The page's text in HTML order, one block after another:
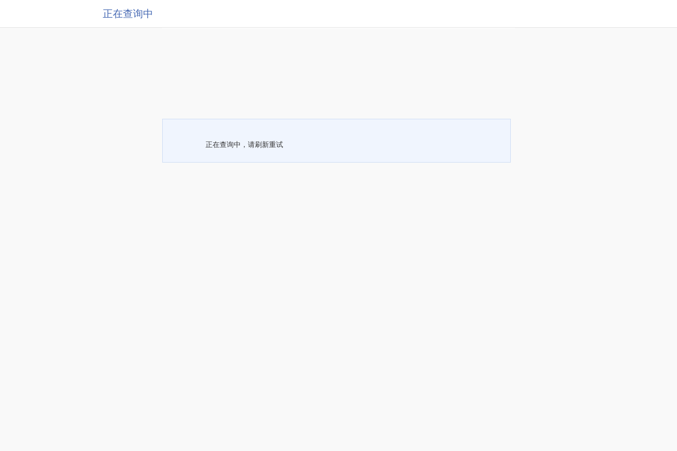
正在查询中
正在查询中，请刷新重试